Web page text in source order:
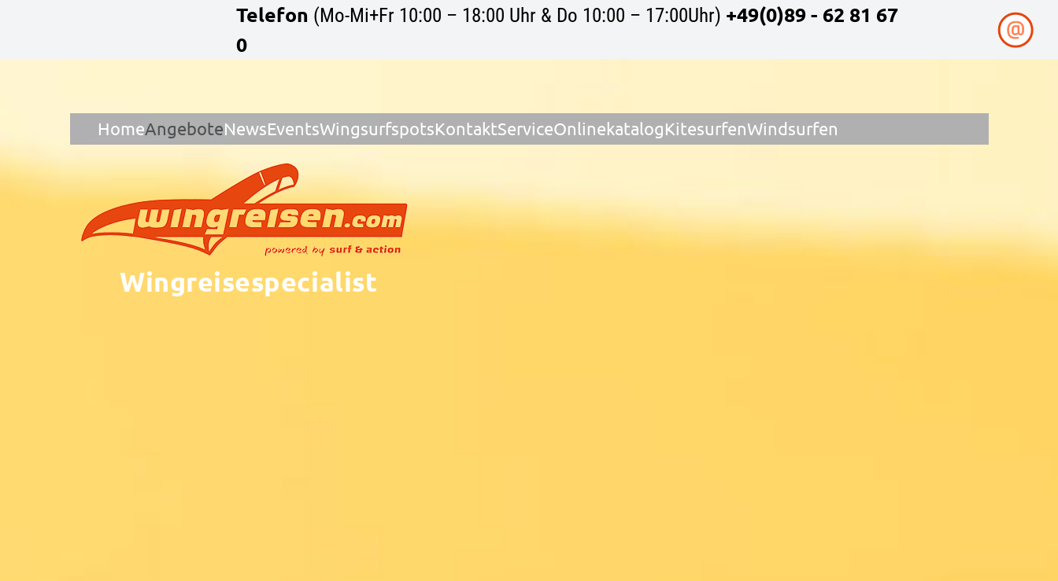
Telefon (Mo-Mi+Fr 10:00 – 18:00 Uhr & Do 10:00 – 17:00Uhr) +49(0)89 - 62 81 67
0
HomeAngeboteNewsEventsWingsurfspotsKontaktServiceOnlinekatalogKitesurfenWindsurfen
Wingreisespecialist